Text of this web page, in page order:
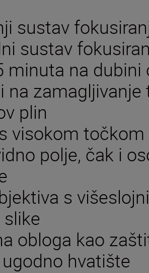
sustav
sustav
minuta na dubini
na
plin
visokom
polje, čak i
s
obloga kao
hvatište